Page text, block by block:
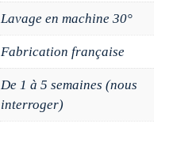
Lavage en machine 30°
Fabrication française
De 1 à 5 semaines (nous
interroger)